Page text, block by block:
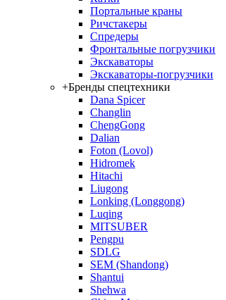
Портальные краны
Ричстакеры
Спредеры
Фронтальные погрузчики
Экскаваторы
Экскаваторы-погрузчики
+Бренды спецтехники
Dana Spicer
Changlin
ChengGong
Dalian
Foton (Lovol)
Hidromek
Hitachi
Liugong
Lonking (Longgong)
Luqing
MITSUBER
Pengpu
SDLG
SEM (Shandong)
Shantui
Shehwa